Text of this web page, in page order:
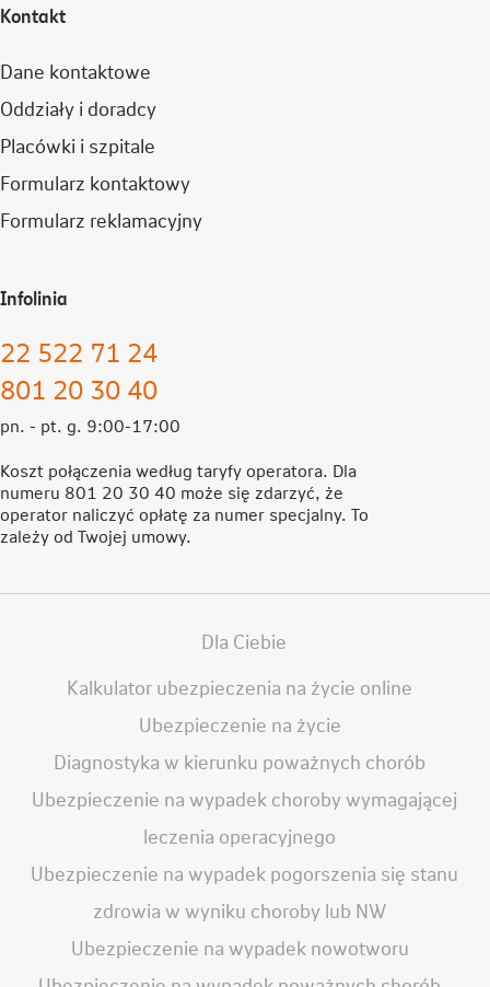
Kontakt
Dane kontaktowe
Oddziały i doradcy
Placówki i szpitale
Formularz kontaktowy
Formularz reklamacyjny
Infolinia
22 522 71 24
801 20 30 40
pn. - pt. g. 9:00-17:00
Koszt połączenia według taryfy operatora. Dla
numeru 801 20 30 40 może się zdarzyć, że
operator naliczyć opłatę za numer specjalny. To
zależy od Twojej umowy.
Dla Ciebie
Kalkulator ubezpieczenia na życie online
Ubezpieczenie na życie
Diagnostyka w kierunku poważnych chorób
Ubezpieczenie na wypadek choroby wymagającej
leczenia operacyjnego
Ubezpieczenie na wypadek pogorszenia się stanu
zdrowia w wyniku choroby lub NW
Ubezpieczenie na wypadek nowotworu